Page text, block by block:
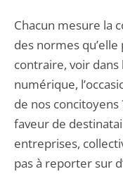
Chacun mesure la
des normes qu’elle
contraire, voir
numérique,
de nos
faveur de
entreprises,
pas à reporter sur